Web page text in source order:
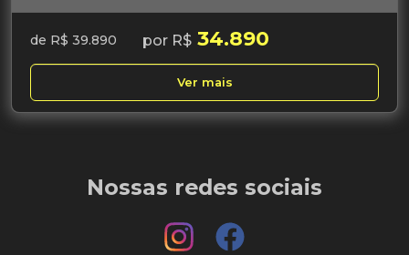
de R$ 39.890 por R$ 34.890
Ver mais
Nossas redes sociais